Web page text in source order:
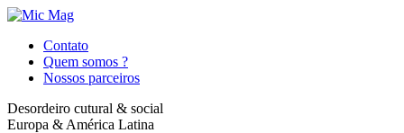
Contato
Quem somos ?
Nossos parceiros
Desordeiro cutural & social
Europa & América Latina